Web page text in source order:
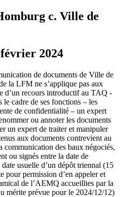
c. Ville de
2024
de documents de Ville de
la LFM ne s’applique pas aux
d’un recours introductif au TAQ -
le cadre de ses fonctions – les
de confidentialité – un expert
ou annoter les documents
un expert de traiter et manipuler
aux documents contrevient au
communication des baux négociés,
ou signés entre la date de
usuelle d’un dépôt triennal (15
pour permission d’en appeler et
de l’AEMQ accueillies par la
mérite prévue pour le 2024/12/12)